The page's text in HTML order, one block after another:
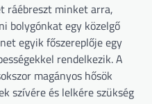
ráébreszt minket arra,
bolygónkat egy közelgő
egyik főszereplője egy
rendelkezik. A
magányos hősök
szívére és lelkére szükség